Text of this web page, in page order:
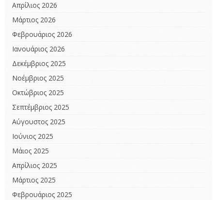
Απρίλιος 2026
Μάρτιος 2026
Φεβρουάριος 2026
Ιανουάριος 2026
Δεκέμβριος 2025
Νοέμβριος 2025
Οκτώβριος 2025
Σεπτέμβριος 2025
Αύγουστος 2025
Ιούνιος 2025
Μάιος 2025
Απρίλιος 2025
Μάρτιος 2025
Φεβρουάριος 2025